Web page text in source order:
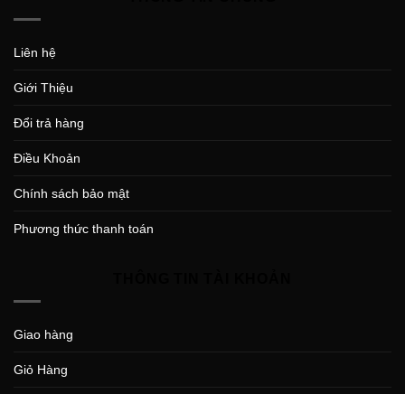
Liên hệ
Giới Thiệu
Đổi trả hàng
Điều Khoản
Chính sách bảo mật
Phương thức thanh toán
Giao hàng
Giỏ Hàng